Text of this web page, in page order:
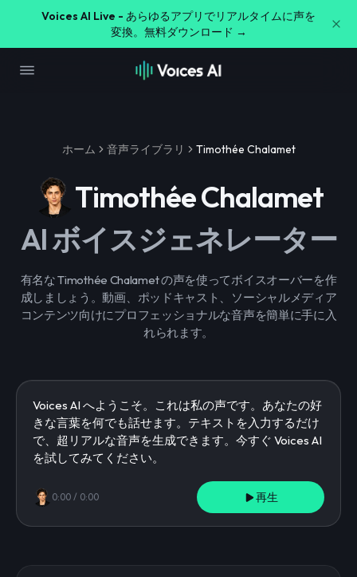
Voices AI Live - あらゆるアプリでリアルタイムに声を
変換。無料ダウンロード →
ホーム 音声ライブラリ Timothée Chalamet
Timothée Chalamet
AI ボイスジェネレーター
有名な Timothée Chalamet の声を使ってボイスオーバーを作
成しましょう。動画、ポッドキャスト、ソーシャルメディア
コンテンツ向けにプロフェッショナルな音声を簡単に手に入
れられます。
0:00 / 0:00 再生